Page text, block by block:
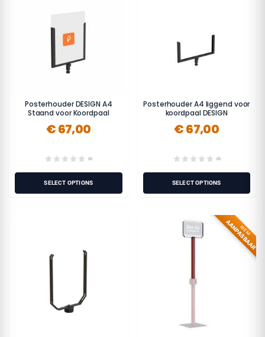
Posterhouder DESIGN A4
Staand voor Koordpaal
€ 67,00
(0)
SELECT OPTIONS
Posterhouder A4 liggend voor
koordpaal DESIGN
€ 67,00
(0)
SELECT OPTIONS
RIEM
AANPASBAAR